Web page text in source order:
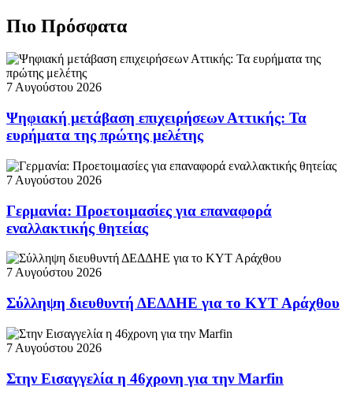
Πιο Πρόσφατα
7 Αυγούστου 2026
Ψηφιακή μετάβαση επιχειρήσεων Αττικής: Τα
ευρήματα της πρώτης μελέτης
7 Αυγούστου 2026
Γερμανία: Προετοιμασίες για επαναφορά
εναλλακτικής θητείας
7 Αυγούστου 2026
Σύλληψη διευθυντή ΔΕΔΔΗΕ για το ΚΥΤ Αράχθου
7 Αυγούστου 2026
Στην Εισαγγελία η 46χρονη για την Marfin